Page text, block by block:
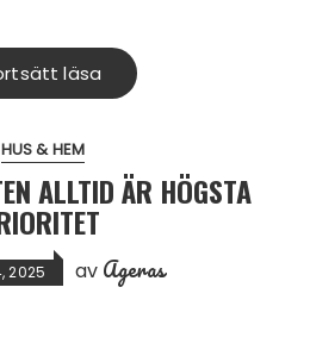
läsa
HUS & HEM
ALLTID ÄR HÖGSTA
2025 av Ageras